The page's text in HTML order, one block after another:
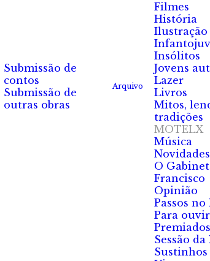
Submissão de
contos
Submissão de
outras obras
Arquivo
Filmes
História
Ilustração
Insólitos
Jovens
Lazer
Livros
Mitos,
tradições
MOTELX
Música
Novidades
O
Francisco
Opinião
Passos no
Para ouvir
Premiados
Sessão
Sustinhos